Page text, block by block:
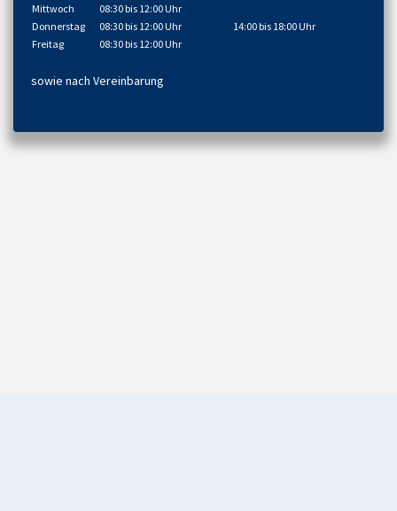
Mittwoch
08:30 bis 12:00 Uhr
Donnerstag
08:30 bis 12:00 Uhr
14:00 bis 18:00 Uhr
Freitag
08:30 bis 12:00 Uhr